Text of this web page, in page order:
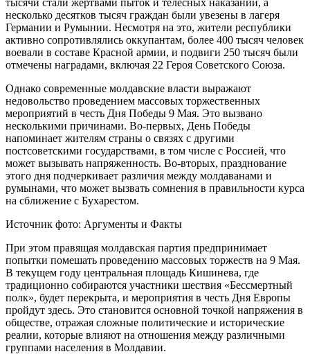
несколько десятков тысяч граждан были увезены в лагеря
Германии и Румынии. Несмотря на это, жители республики
активно сопротивлялись оккупантам, более 400 тысяч человек
воевали в составе Красной армии, и подвиги 250 тысяч были
отмечены наградами, включая 22 Героя Советского Союза.
Однако современные молдавские власти выражают
недовольство проведением массовых торжественных
мероприятий в честь Дня Победы 9 Мая. Это вызвано
несколькими причинами. Во-первых, День Победы
напоминает жителям страны о связях с другими
постсоветскими государствами, в том числе с Россией, что
может вызывать напряженность. Во-вторых, празднование
этого дня подчеркивает различия между молдаванами и
румынами, что может вызвать сомнения в правильности курса
на сближение с Бухарестом.
Источник фото: Аргументы и Факты
При этом правящая молдавская партия предпринимает
попытки помешать проведению массовых торжеств на 9 Мая.
В текущем году центральная площадь Кишинева, где
традиционно собираются участники шествия «Бессмертный
полк», будет перекрыта, и мероприятия в честь Дня Европы
пройдут здесь. Это становится основной точкой напряжения в
обществе, отражая сложные политические и исторические
реалии, которые влияют на отношения между различными
группами населения в Молдавии.